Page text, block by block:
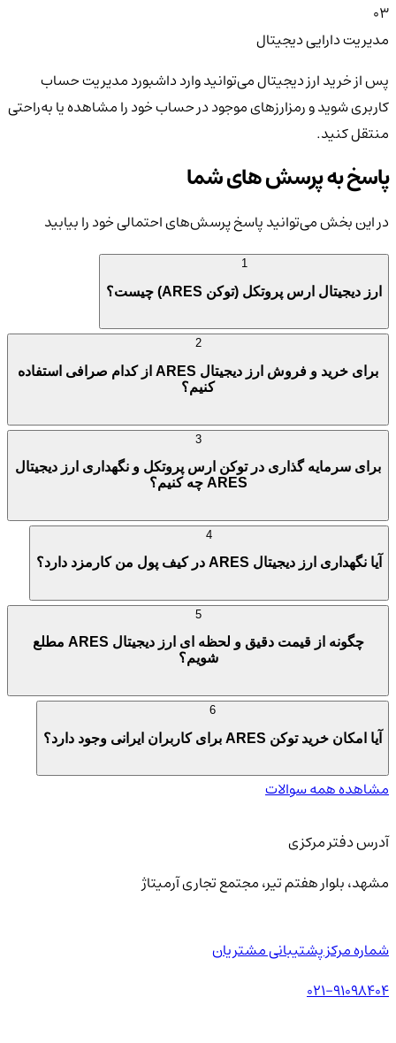
03
مدیریت دارایی دیجیتال
پس از خرید ارز دیجیتال می‌توانید وارد داشبورد مدیریت حساب
کاربری شوید و رمزارزهای موجود در حساب خود را مشاهده یا به‌راحتی
منتقل کنید.
پاسخ به پرسش های شما
در این بخش می‌توانید پاسخ پرسش‌های احتمالی خود را بیابید
ارز دیجیتال ارس پروتکل (توکن ARES) چیست؟
برای خرید و فروش ارز دیجیتال ARES از کدام صرافی استفاده
کنیم؟
برای سرمایه گذاری در توکن ارس پروتکل و نگهداری ارز دیجیتال
ARES چه کنیم؟
آیا نگهداری ارز دیجیتال ARES در کیف پول من کارمزد دارد؟
چگونه از قیمت دقیق و لحظه ای ارز دیجیتال ARES مطلع
شویم؟
آیا امکان خرید توکن ARES برای کاربران ایرانی وجود دارد؟
مشاهده همه سوالات
آدرس دفتر مرکزی
مشهد، بلوار هفتم تیر، مجتمع تجاری آرمیتاژ
شماره مرکز پشتیبانی مشتریان
021-91098404